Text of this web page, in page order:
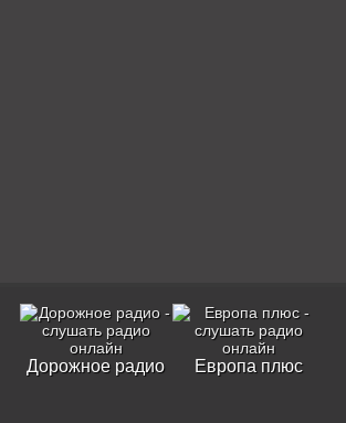
Дорожное радио Европа плюс